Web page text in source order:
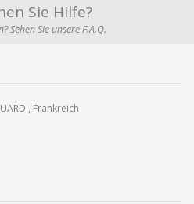
Sie Hilfe?
Sehen Sie unsere F.A.Q.
, Frankreich